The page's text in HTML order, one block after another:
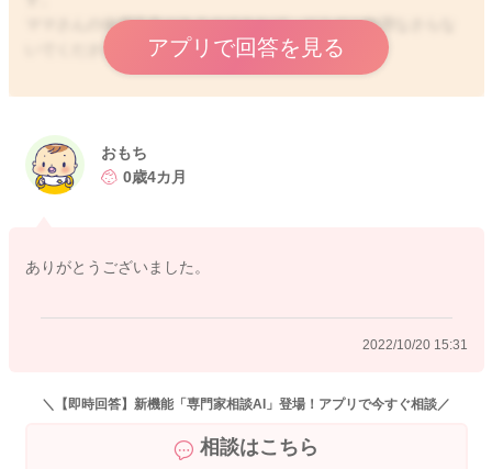
ママさんの体調不良があるのであれば、どうぞご無理なさらな
いでくださいね。よろしくお願いします。
アプリで回答を見る
おもち
0歳4カ月
ありがとうございました。
2022/10/20 15:31
＼【即時回答】新機能「専門家相談AI」登場！アプリで今すぐ相談／
相談はこちら